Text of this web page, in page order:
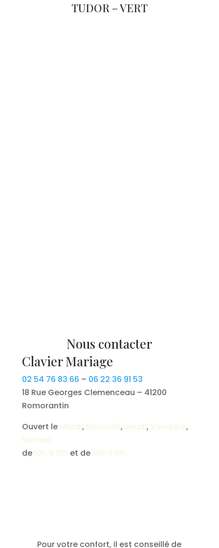
TUDOR – VERT
Nous contacter
Clavier Mariage
02 54 76 83 66 – 06 22 36 91 53
18 Rue Georges Clemenceau – 41200
Romorantin
Ouvert le Mardi, Mercredi, Jeudi, Vendredi,
Samedi
de10h à 12h et de14h à 19h
Pour votre confort, il est conseillé de